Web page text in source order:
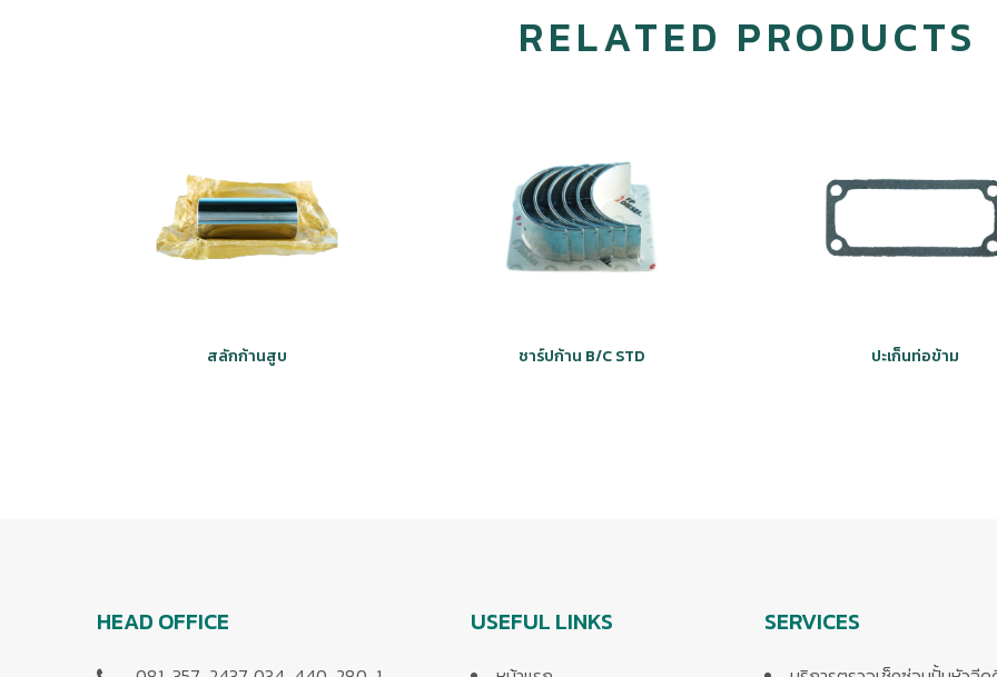
RELATED PRODUCTS
สลักก้านสูบ ชาร์ปก้าน B/C STD ปะเก็นท่อข้าม
HEAD OFFICE USEFUL LINKS SERVICES